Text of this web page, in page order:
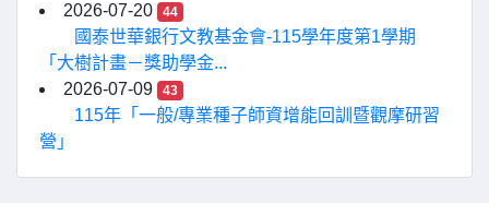
2026-07-20
44
國泰世華銀行文教基金會-115學年度第1學期
「大樹計畫－獎助學金...
2026-07-09
43
115年「一般/專業種子師資增能回訓暨觀摩研習
營」